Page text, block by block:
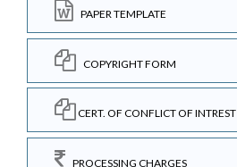
PAPER TEMPLATE
COPYRIGHT FORM
CERT. OF CONFLICT OF INTREST
PROCESSING CHARGES